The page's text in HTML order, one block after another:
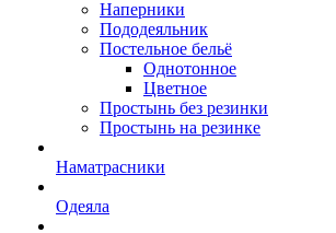
Наперники
Пододеяльник
Постельное бельё
Однотонное
Цветное
Простынь без резинки
Простынь на резинке
Наматрасники
Одеяла